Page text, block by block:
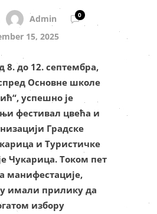
Admin 0
15, 2025
8. до 12. септембра,
Основне школе
успешно је
фестивал цвећа и
Градске
и Туристичке
Чукарица. Током пет
манифестације,
имали прилику да
избору